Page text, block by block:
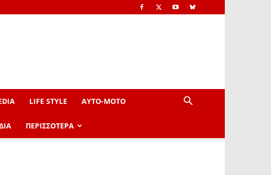
LIFE STYLE AYTO-ΜOTO
ΠΕΡΙΣΣΟΤΕΡΑ